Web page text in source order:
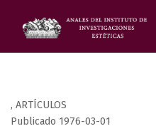
, ARTÍCULOS
Publicado 1976-03-01